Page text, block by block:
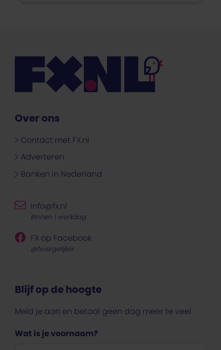
Over ons
Contact met FX.nl
Adverteren
Banken in Nederland
Blijf op de hoogte
Meld je aan en betaal geen dag meer te veel
Wat is je voornaam?
info@fx.nl
Binnen 1 werkdag
FX op Facebook
@fxvergelijker